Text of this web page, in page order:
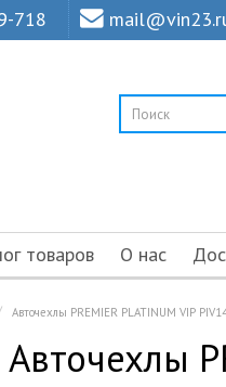
718
товаров О нас
Авточехлы PREMIER PLATINUM VIP
Авточехлы